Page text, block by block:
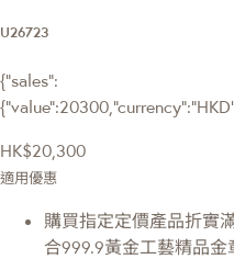
U26723
{"sales":
HK$20,300
適用優惠
購買指定定價產品折實
合999.9黃金工藝精品金